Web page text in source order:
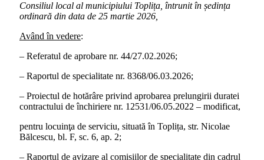
Consiliul local al municipiului Toplița, întrunit în ședința
ordinară din data de 25 martie 2026,
Având în vedere:
– Referatul de aprobare nr. 44/27.02.2026;
– Raportul de specialitate nr. 8368/06.03.2026;
– Proiectul de hotărâre privind aprobarea prelungirii duratei
contractului de închiriere nr. 12531/06.05.2022 – modificat,
pentru locuinţa de serviciu, situată în Toplița, str. Nicolae
Bălcescu, bl. F, sc. 6, ap. 2;
– Raportul de avizare al comisiilor de specialitate din cadrul